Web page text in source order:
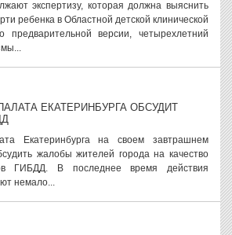
экспертизу, которая должна выяснить
ребенка в Областной детской клинической
версии, четырехлетний
ЕКАТЕРИНБУРГА ОБСУДИТ
Екатеринбурга на своем завтрашнем
жалобы жителей города на качество
ГИБДД. В последнее время действия
немало...